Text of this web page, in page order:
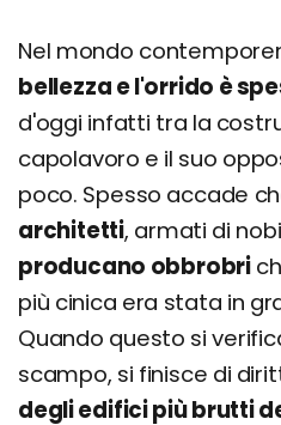
Nel mondo
bellezza e l'orrido è
d'oggi infatti tra la
capolavoro e il suo
poco. Spesso accade
architetti, armati di
producano obbrobri
più cinica era stata in
Quando questo si
scampo, si finisce di
degli edifici più brutti